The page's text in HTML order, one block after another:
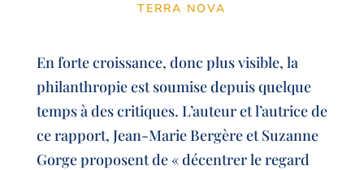
TERRA NOVA
En forte croissance, donc plus visible, la
philanthropie est soumise depuis quelque
temps à des critiques. L’auteur et l’autrice de
ce rapport, Jean-Marie Bergère et Suzanne
Gorge proposent de « décentrer le regard